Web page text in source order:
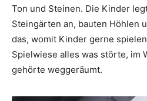
Ton und Steinen. Die Kinder
Steingärten an, bauten Höhlen
das, womit Kinder gerne
Spielwiese alles was störte, im
gehörte weggeräumt.